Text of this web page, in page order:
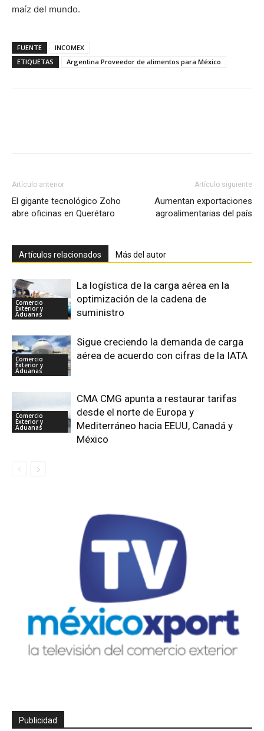
maíz del mundo.
FUENTE
INCOMEX
ETIQUETAS
Argentina Proveedor de alimentos para México
Artículo anterior
El gigante tecnológico Zoho
abre oficinas en Querétaro
Artículo siguiente
Aumentan exportaciones
agroalimentarias del país
Artículos relacionados Más del autor
Comercio
Exterior y
Aduanas
La logística de la carga aérea en la
optimización de la cadena de
suministro
Comercio
Exterior y
Aduanas
Sigue creciendo la demanda de carga
aérea de acuerdo con cifras de la IATA
Comercio
Exterior y
Aduanas
CMA CMG apunta a restaurar tarifas
desde el norte de Europa y
Mediterráneo hacia EEUU, Canadá y
México
Publicidad